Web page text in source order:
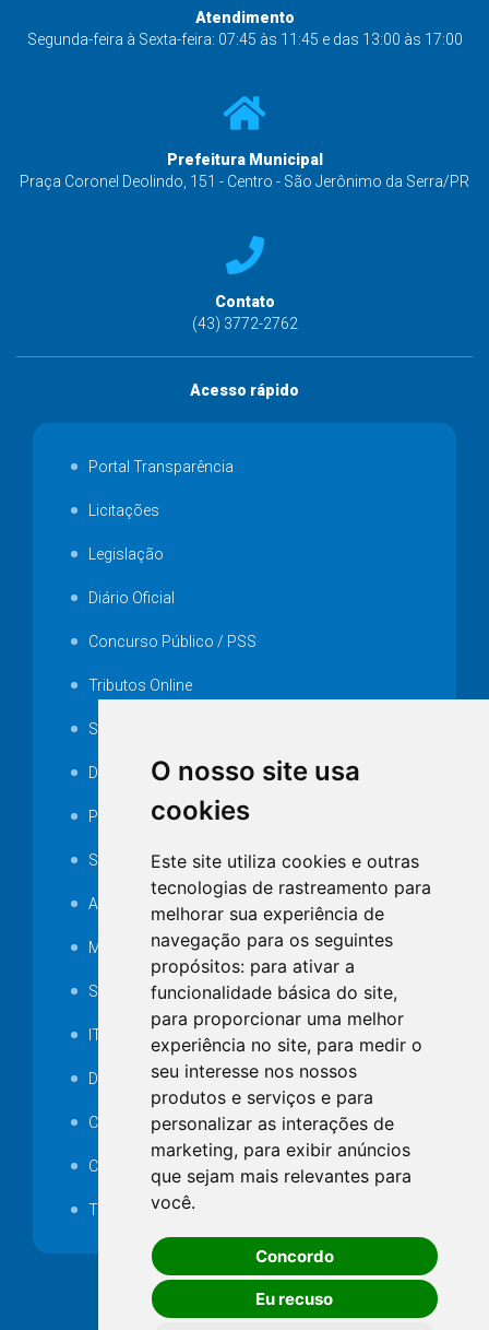
O nosso site usa
cookies
Este site utiliza cookies e outras
tecnologias de rastreamento para
melhorar sua experiência de
navegação para os seguintes
propósitos: para ativar a
funcionalidade básica do site,
para proporcionar uma melhor
experiência no site, para medir o
seu interesse nos nossos
produtos e serviços e para
personalizar as interações de
marketing, para exibir anúncios
que sejam mais relevantes para
você.
Concordo
Eu recuso
Atendimento
Segunda-feira à Sexta-feira: 07:45 às 11:45 e das 13:00 às 17:00
Prefeitura Municipal
Praça Coronel Deolindo, 151 - Centro - São Jerônimo da Serra/PR
Contato
(43) 3772-2762
Acesso rápido
Portal Transparência
Licitações
Legislação
Diário Oficial
Concurso Público / PSS
Tributos Online
Serviços ISS-E
Decretos
Portarias
SAMAE
Audiência pública
MANUTENÇÃO DE ILUMINAÇÃO PÚBLICA
Serviços Técnicos TI
ITR
Desapropriações
Catalogo Eletrônico de Padronização
Consórcios Municipais
Telefones Úteis